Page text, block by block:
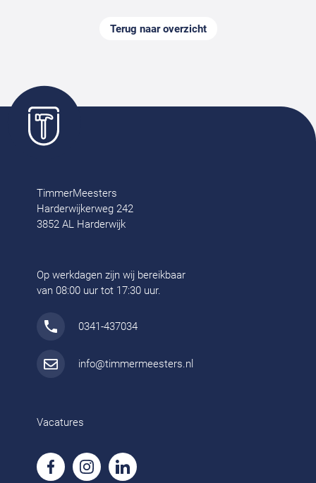
Terug naar overzicht
TimmerMeesters
Harderwijkerweg 242
3852 AL Harderwijk
Op werkdagen zijn wij bereikbaar
van 08:00 uur tot 17:30 uur.
0341-437034
info@timmermeesters.nl
Vacatures